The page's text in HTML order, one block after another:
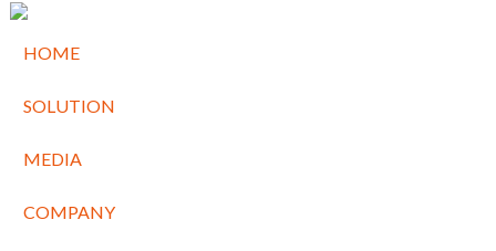
HOME
SOLUTION
MEDIA
COMPANY